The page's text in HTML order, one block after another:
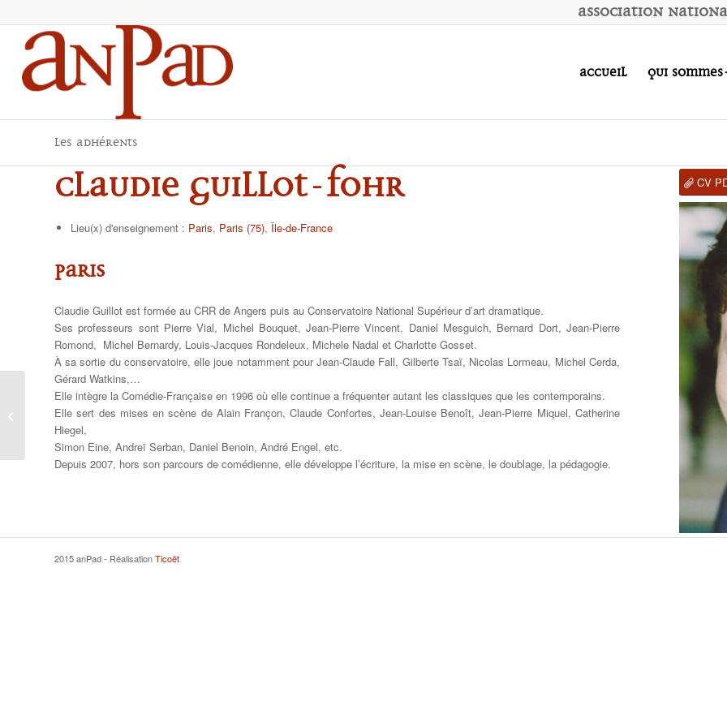
Association N
Accueil Qui
Les adhérents
Claudie GUILLOT-FOHR
Lieu(x) d'enseignement : Paris, Paris (75), Île-de-France
Paris
Claudie Guillot est formée au CRR de Angers puis au Conservatoire National Supérieur d’art dramatique.
Ses professeurs sont Pierre Vial, Michel Bouquet, Jean-Pierre Vincent, Daniel Mesguich, Bernard Dort, Jean-Pierre
Romond, Michel Bernardy, Louis-Jacques Rondeleux, Michele Nadal et Charlotte Gosset.
À sa sortie du conservatoire, elle joue notamment pour Jean-Claude Fall, Gilberte Tsaï, Nicolas Lormeau, Michel Cerda,
Gérard Watkins,…
Elle intègre la Comédie-Française en 1996 où elle continue a fréquenter autant les classiques que les contemporains.
Elle sert des mises en scène de Alain Françon, Claude Confortes, Jean-Louise Benoît, Jean-Pierre Miquel, Catherine
Hiegel,
Simon Eine, Andreï Serban, Daniel Benoin, André Engel, etc.
Depuis 2007, hors son parcours de comédienne, elle développe l’écriture, la mise en scène, le doublage, la pédagogie.
CV
2015 anPad - RéalisationTicoët
GUEDET Corinne